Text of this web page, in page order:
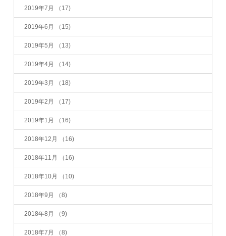
2019年7月 （17)
2019年6月 （15)
2019年5月 （13)
2019年4月 （14)
2019年3月 （18)
2019年2月 （17)
2019年1月 （16)
2018年12月 （16)
2018年11月 （16)
2018年10月 （10)
2018年9月 （8)
2018年8月 （9)
2018年7月 （8)